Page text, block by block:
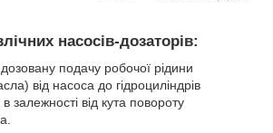
насосів-дозаторів:
подачу робочої рідини
від насоса до гідроциліндрів
залежності від кута повороту